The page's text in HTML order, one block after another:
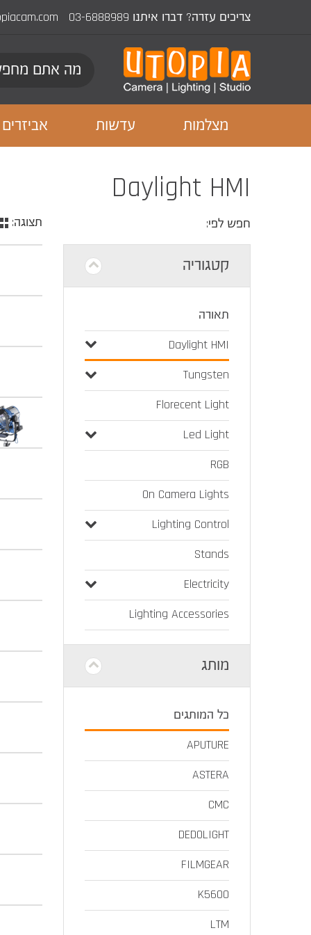
צריכים עזרה? דברו איתנו 03-6888989
מצלמות עדשות אביזרים
Daylight HMI
חפש לפי: תצוגה:
קטגוריה
תאורה
Daylight HMI
Tungsten
Florecent Light
Led Light
RGB
On Camera Lights
Lighting Control
Stands
Electricity
Lighting Accessories
מותג
כל המותגים
APUTURE
ASTERA
CMC
DEDOLIGHT
FILMGEAR
K5600
LTM